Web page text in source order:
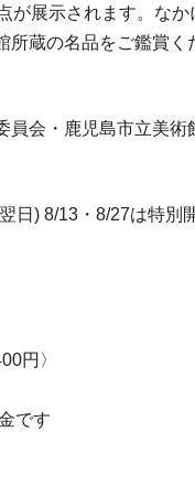
が展示されます。な
所蔵の名品をご鑑賞く
員会・鹿児島市立美
日) 8/13・8/27は特別
円〉
です